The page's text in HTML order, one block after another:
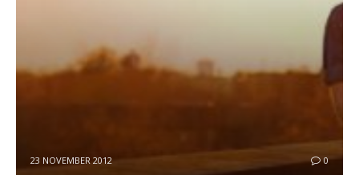
23 NOVEMBER 2012 0